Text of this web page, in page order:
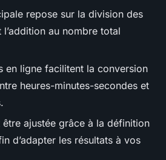
repose sur la division des
au nombre total
en ligne facilitent la conversion
heures-minutes-secondes et
ajustée grâce à la définition
d’adapter les résultats à vos